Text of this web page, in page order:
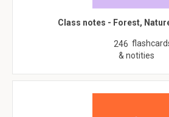
Class notes - Forest,
246
& notities